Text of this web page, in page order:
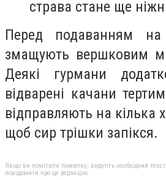
страва стане ще
Перед подаванням на
змащують вершковим
Деякі гурмани
відварені качани
відправляють на кілька
щоб сир трішки запікся.
Якщо ви помітили помилку, виділіть необхідний
повідомити про це редакцію